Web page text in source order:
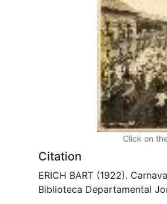
Click on
Citation
ERICH BART (1922).
Biblioteca Departamental